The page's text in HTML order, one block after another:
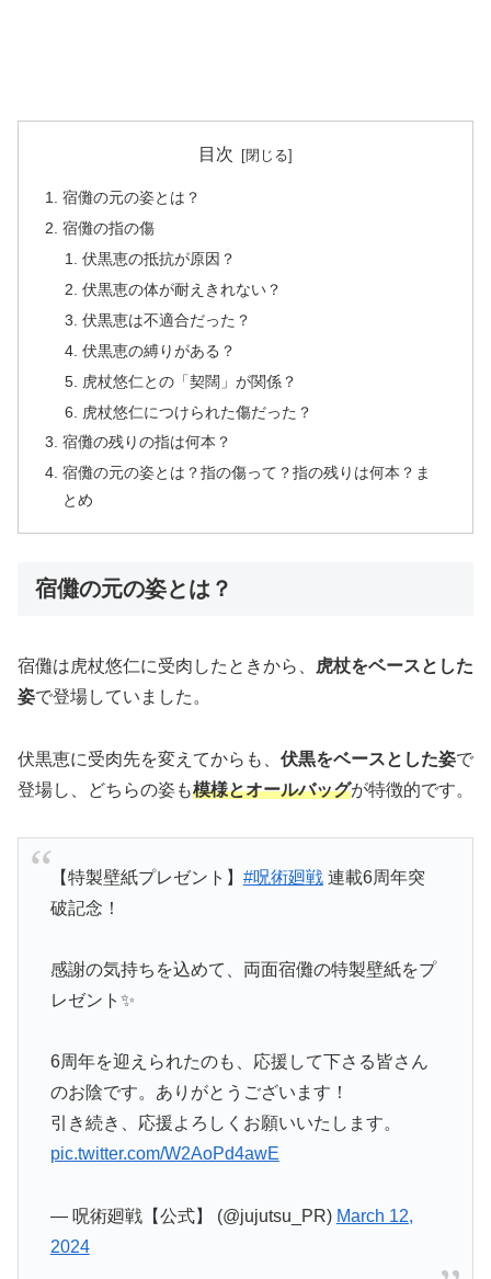
目次
宿儺の元の姿とは？
宿儺の指の傷
伏黒恵の抵抗が原因？
伏黒恵の体が耐えきれない？
伏黒恵は不適合だった？
伏黒恵の縛りがある？
虎杖悠仁との「契闊」が関係？
虎杖悠仁につけられた傷だった？
宿儺の残りの指は何本？
宿儺の元の姿とは？指の傷って？指の残りは何本？ま
とめ
宿儺の元の姿とは？
宿儺は虎杖悠仁に受肉したときから、
虎杖をベースとした
姿で登場していました。
伏黒恵に受肉先を変えてからも、 伏黒をベースとした姿で
登場し、どちらの姿も模様とオールバッグが特徴的です。
【特製壁紙プレゼント】 #呪術廻戦連載6周年突
破記念！
感謝の気持ちを込めて、両面宿儺の特製壁紙をプ
レゼント✨
6周年を迎えられたのも、応援して下さる皆さん
のお陰です。ありがとうございます！
引き続き、応援よろしくお願いいたします。
pic.twitter.com/W2AoPd4awE
— 呪術廻戦【公式】 (@jujutsu_PR) March 12,
2024